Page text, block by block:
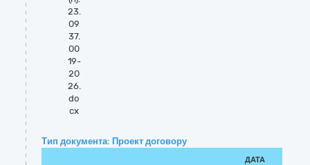
23.
09
37.
00
19-
20
26.
do
cx
Тип документа: Проект договору
ДАТА